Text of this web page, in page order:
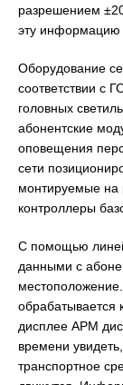
разрешением
эту информацию
Оборудование
соответствии с
головных
абонентские
оповещения
сети
монтируемые на
контроллеры
С помощью
данными с
обрабатывается
дисплее АРМ
времени
транспортное